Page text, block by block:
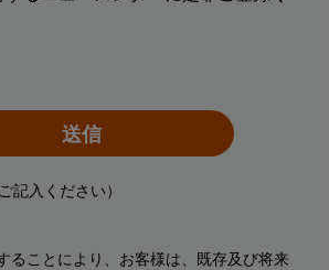
送信
記入ください）
ることにより、お客様は、既存及び将来